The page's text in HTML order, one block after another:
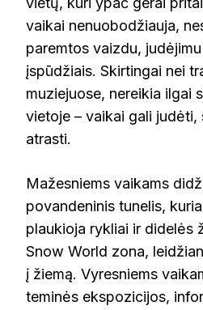
vaikai nenuobodžiauja,
paremtos vaizdu,
įspūdžiais. Skirtingai nei
muziejuose, nereikia ilgai
vietoje – vaikai gali
atrasti.
Mažesniems vaikams
povandeninis tunelis,
plaukioja rykliai ir didelės
Snow World zona,
į žiemą. Vyresniems
teminės ekspozicijos,